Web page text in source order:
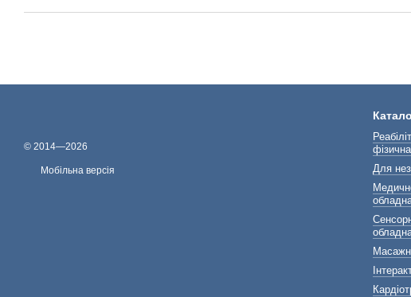
© 2014—2026
Мобільна версія
Для